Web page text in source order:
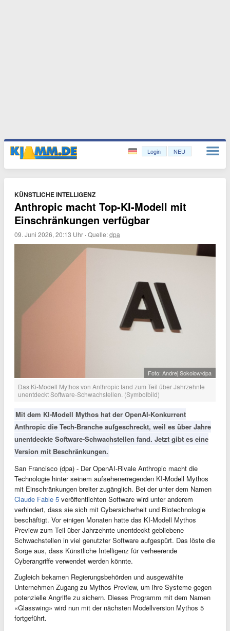
Login NEU
KÜNSTLICHE INTELLIGENZ
Anthropic macht Top-KI-Modell mit
Einschränkungen verfügbar
09. Juni 2026, 20:13 Uhr ·Quelle:dpa
Foto: Andrej Sokolow/dpa
Das Ki-Modell Mythos von Anthropic fand zum Teil über Jahrzehnte
unentdeckt Software-Schwachstellen. (Symbolbild)
Mit dem KI-Modell Mythos hat der OpenAI-Konkurrent
Anthropic die Tech-Branche aufgeschreckt, weil es über Jahre
unentdeckte Software-Schwachstellen fand. Jetzt gibt es eine
Version mit Beschränkungen.
San Francisco (dpa) - Der OpenAI-Rivale Anthropic macht die
Technologie hinter seinem aufsehenerregenden KI-Modell Mythos
mit Einschränkungen breiter zugänglich. Bei der unter dem Namen
Claude Fable 5 veröffentlichten Software wird unter anderem
verhindert, dass sie sich mit Cybersicherheit und Biotechnologie
beschäftigt. Vor einigen Monaten hatte das KI-Modell Mythos
Preview zum Teil über Jahrzehnte unentdeckt gebliebene
Schwachstellen in viel genutzter Software aufgespürt. Das löste die
Sorge aus, dass Künstliche Intelligenz für verheerende
Cyberangriffe verwendet werden könnte.
Zugleich bekamen Regierungsbehörden und ausgewählte
Unternehmen Zugang zu Mythos Preview, um ihre Systeme gegen
potenzielle Angriffe zu sichern. Dieses Programm mit dem Namen
«Glasswing» wird nun mit der nächsten Modellversion Mythos 5
fortgeführt.